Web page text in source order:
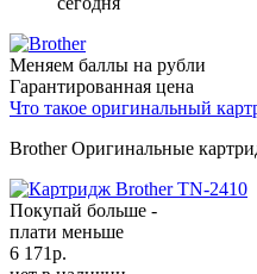
Меняем баллы на рубли
Гарантированная цена
Что такое оригинальный
Brother Оригинальные
Покупай больше -
плати меньше
6 171р.